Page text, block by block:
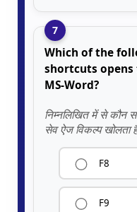
7
Which of the
shortcuts opens
MS-Word?
निम्नलिखित में से कौन
सेव ऐज विकल्प खोलता
F8
F9